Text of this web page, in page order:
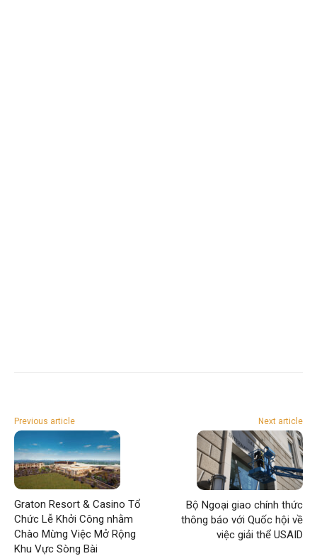
Previous article
Graton Resort & Casino Tổ
Chức Lễ Khởi Công nhằm
Chào Mừng Việc Mở Rộng
Khu Vực Sòng Bài
Next article
Bộ Ngoại giao chính thức
thông báo với Quốc hội về
việc giải thể USAID